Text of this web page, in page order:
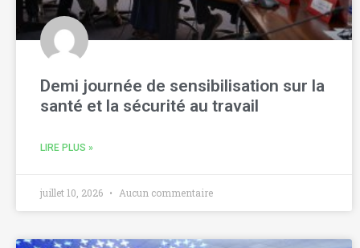
Demi journée de sensibilisation sur la
santé et la sécurité au travail
LIRE PLUS »
juillet 10, 2026 Aucun commentaire